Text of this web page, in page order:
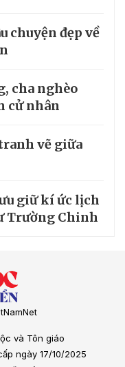
chuyện đẹp về
cha nghèo
cử nhân
vẽ giữa
giữ kí ức lịch
Trường Chinh
và Tôn giáo
ngày 17/10/2025